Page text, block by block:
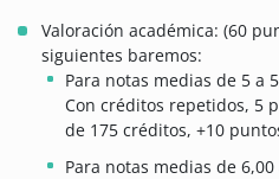
Valoración académica: (60
siguientes baremos:
Para notas medias de 5 a
Con créditos repetidos, 5
de 175 créditos, +10
Para notas medias de